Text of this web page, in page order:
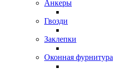
Анкеры
Гвозди
Заклепки
Оконная фурнитура